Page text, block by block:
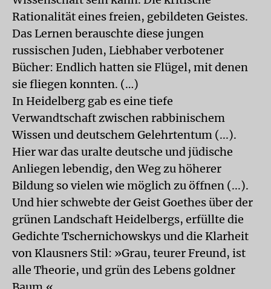
Rationalität eines freien, gebildeten Geistes.
Das Lernen berauschte diese jungen
russischen Juden, Liebhaber verbotener
Bücher: Endlich hatten sie Flügel, mit denen
sie fliegen konnten. (…)
In Heidelberg gab es eine tiefe
Verwandtschaft zwischen rabbinischem
Wissen und deutschem Gelehrtentum (...).
Hier war das uralte deutsche und jüdische
Anliegen lebendig, den Weg zu höherer
Bildung so vielen wie möglich zu öffnen (...).
Und hier schwebte der Geist Goethes über der
grünen Landschaft Heidelbergs, erfüllte die
Gedichte Tschernichowskys und die Klarheit
von Klausners Stil: »Grau, teurer Freund, ist
alle Theorie, und grün des Lebens goldner